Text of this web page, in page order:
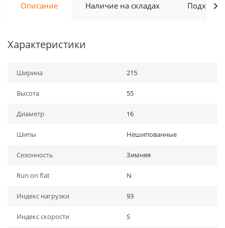
Описание Наличие на складах Подходит
Характеристики
Ширина 215
Высота 55
Диаметр 16
Шипы Нешипованные
Сезонность Зимняя
Run on flat N
Индекс нагрузки 93
Индекс скорости S